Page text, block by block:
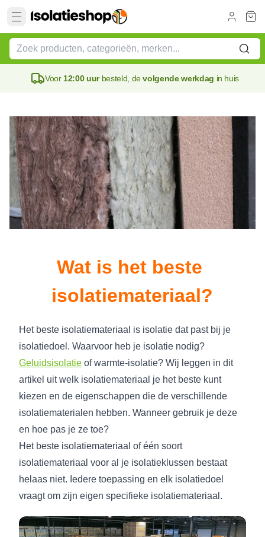
Voor 12:00 uurbesteld, devolgende werkdag in huis
Wat is het beste
isolatiemateriaal?
Het beste isolatiemateriaal is isolatie dat past bij je
isolatiedoel. Waarvoor heb je isolatie nodig?
Geluidsisolatie of warmte-isolatie? Wij leggen in dit
artikel uit welk isolatiemateriaal je het beste kunt
kiezen en de eigenschappen die de verschillende
isolatiematerialen hebben. Wanneer gebruik je deze
en hoe pas je ze toe?
Het beste isolatiemateriaal of één soort
isolatiemateriaal voor al je isolatieklussen bestaat
helaas niet. Iedere toepassing en elk isolatiedoel
vraagt om zijn eigen specifieke isolatiemateriaal.